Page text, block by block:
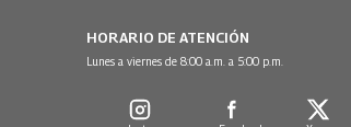
HORARIO DE ATENCIÓN
Lunes a viernes de 8:00 a.m. a 5:00 p.m.